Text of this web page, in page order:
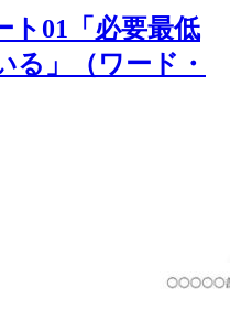
ト01「必要最低
る」（ワード・